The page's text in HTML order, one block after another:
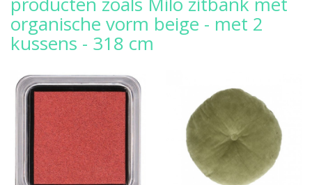
organische vorm beige - met 2
kussens - 318 cm